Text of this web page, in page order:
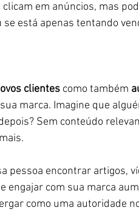
em anúncios, mas
está apenas tentando
clientes como também
marca. Imagine que
Sem conteúdo
pessoa encontrar artigos,
engajar com sua marca
como uma autoridade